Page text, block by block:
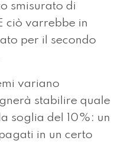
smisurato di
ciò varrebbe in
per il secondo
variano
stabilire quale
soglia del 10%: un
in un certo